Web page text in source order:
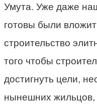
Умута. Уже даже
готовы были
строительство
того чтобы
достигнуть цели,
нынешних жильцов,